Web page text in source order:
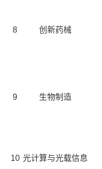
8 创新药械
9 生物制造
10 光计算与光载信息